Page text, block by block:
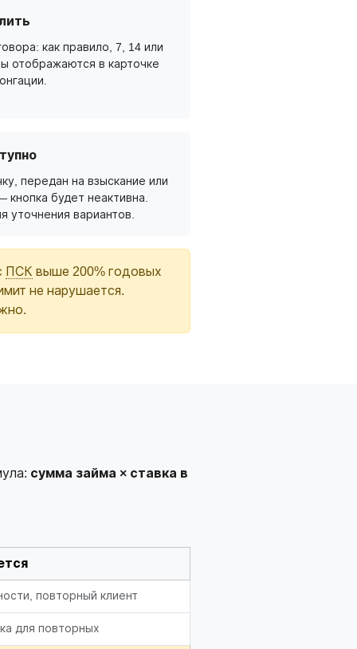
как правило, 7, 14 или
отображаются в карточке
передан на взыскание или
будет неактивна.
уточнения вариантов.
ПСК выше 200% годовых
не нарушается.
сумма займа × ставка в
повторный клиент
для повторных